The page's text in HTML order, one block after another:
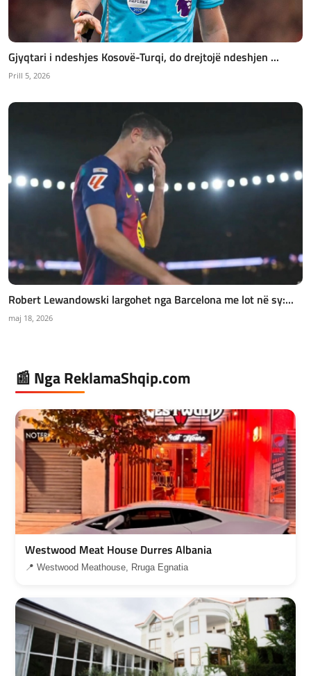
Gjyqtari i ndeshjes Kosovë-Turqi, do drejtojë ndeshjen ...
Prill 5, 2026
Robert Lewandowski largohet nga Barcelona me lot në sy:...
maj 18, 2026
📰 Nga ReklamaShqip.com
Westwood Meat House Durres Albania
📍 Westwood Meathouse, Rruga Egnatia